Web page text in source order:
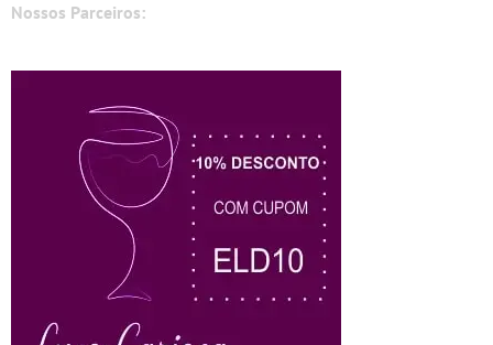
Nossos Parceiros: